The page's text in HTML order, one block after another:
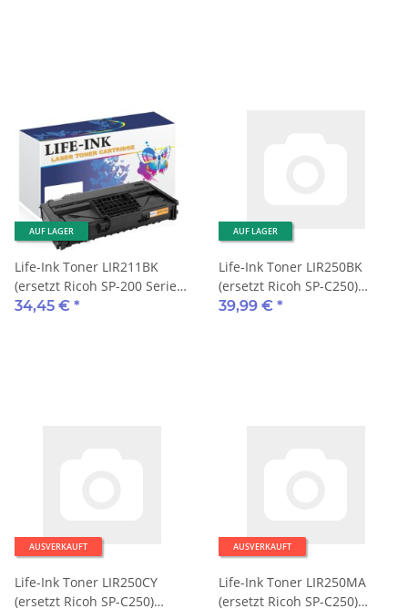
AUF LAGER
Life-Ink Toner LIR211BK
(ersetzt Ricoh SP-200 Serie)
2.600 Seiten schwarz
34,45 € *
AUF LAGER
Life-Ink Toner LIR250BK
(ersetzt Ricoh SP-C250)
2.000 Seiten schwarz
39,99 € *
AUSVERKAUFT
Life-Ink Toner LIR250CY
(ersetzt Ricoh SP-C250)
AUSVERKAUFT
Life-Ink Toner LIR250MA
(ersetzt Ricoh SP-C250)